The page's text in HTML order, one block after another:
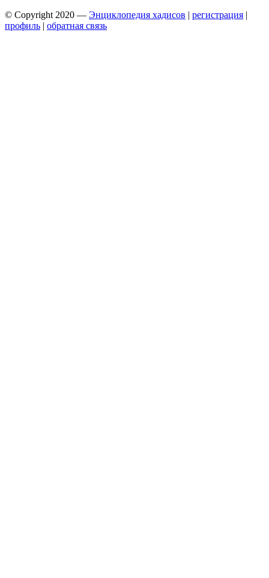
© Copyright 2020 — Энциклопедия хадисов | регистрация |
профиль | обратная связь